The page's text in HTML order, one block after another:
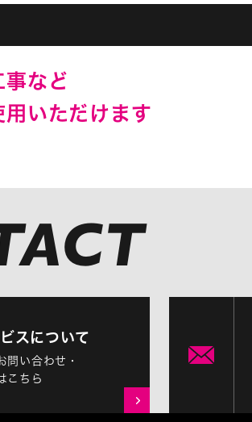
事など
いただけます
スについて
問い合わせ・
こちら